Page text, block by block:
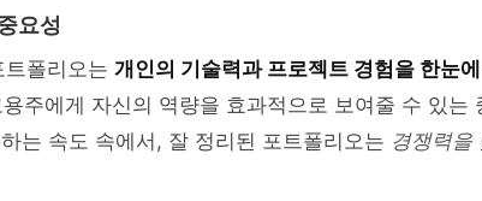
요성
폴리오는 개인의 기술력과 프로젝트 경험을 한눈
주에게 자신의 역량을 효과적으로 보여줄 수 있는
는 속도 속에서, 잘 정리된 포트폴리오는 경쟁력을